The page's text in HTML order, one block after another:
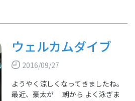
ウェルカムダイブ
2016/09/27
ようやく涼しくなってきましたね。
最近、豪太が 朝から よく泳ぎま